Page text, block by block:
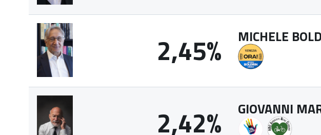
2,45% MICHELE
2,42% GIOVANNI